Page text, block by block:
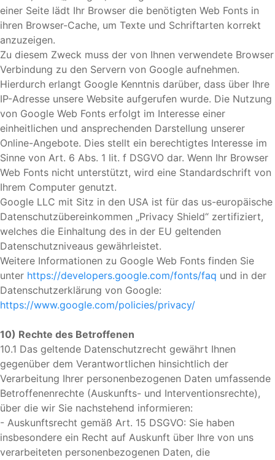
einer Seite lädt Ihr Browser die benötigten Web Fonts in
ihren Browser-Cache, um Texte und Schriftarten korrekt
anzuzeigen.
Zu diesem Zweck muss der von Ihnen verwendete Browser
Verbindung zu den Servern von Google aufnehmen.
Hierdurch erlangt Google Kenntnis darüber, dass über Ihre
IP-Adresse unsere Website aufgerufen wurde. Die Nutzung
von Google Web Fonts erfolgt im Interesse einer
einheitlichen und ansprechenden Darstellung unserer
Online-Angebote. Dies stellt ein berechtigtes Interesse im
Sinne von Art. 6 Abs. 1 lit. f DSGVO dar. Wenn Ihr Browser
Web Fonts nicht unterstützt, wird eine Standardschrift von
Ihrem Computer genutzt.
Google LLC mit Sitz in den USA ist für das us-europäische
Datenschutzübereinkommen „Privacy Shield“ zertifiziert,
welches die Einhaltung des in der EU geltenden
Datenschutzniveaus gewährleistet.
Weitere Informationen zu Google Web Fonts finden Sie
unter https://developers.google.com/fonts/faq und in der
Datenschutzerklärung von Google:
https://www.google.com/policies/privacy/
10) Rechte des Betroffenen
10.1 Das geltende Datenschutzrecht gewährt Ihnen
gegenüber dem Verantwortlichen hinsichtlich der
Verarbeitung Ihrer personenbezogenen Daten umfassende
Betroffenenrechte (Auskunfts- und Interventionsrechte),
über die wir Sie nachstehend informieren:
- Auskunftsrecht gemäß Art. 15 DSGVO: Sie haben
insbesondere ein Recht auf Auskunft über Ihre von uns
verarbeiteten personenbezogenen Daten, die